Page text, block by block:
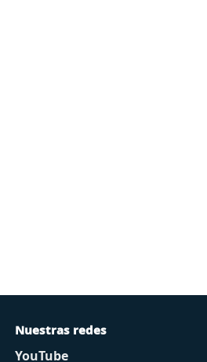
Nuestras redes
YouTube